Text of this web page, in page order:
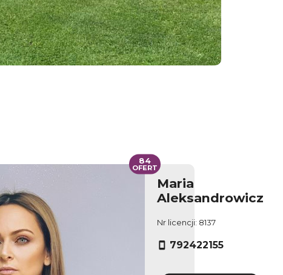
Maria
Aleksandrowicz
Nr licencji: 8137
792422155
84
OFERT